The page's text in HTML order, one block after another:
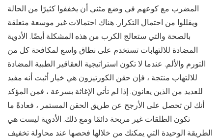
المضرب مع كوعهم في وضع مثني أن يخففوا كثيرًا من الحالة
ويقللوا من احتمال التكرار. هناك احتمالات غير موسعة متعلقة
بالصحة والتي ستعالج الكرب من هذه المشكلة أيضًا. الأدوية
المضادة للالتهابات تستخدم على نطاق واسع لمكافحة كل من
التورم والألم. عندما لا تكون استراتيجية العقاقير الطبية المضادة
للالتهاب منتجة ، فإن حقن الكورتيزون هي خيار أثبت أنه مفيد
للعديد من الذين يعانون. إذا لم تأتي الإغاثة بسرعة ، فمن المؤكد
أنك لن تحصل على الأرجح عن طريق الحقن المستمر ، فعادةً ما
تكون الطلقات غير مربحة دائمًا ومع ذلك. الأدوية ليست هي
الطريقة الوحيدة التي يمكنك من خلالها فحصها عند محاولة تخفيف